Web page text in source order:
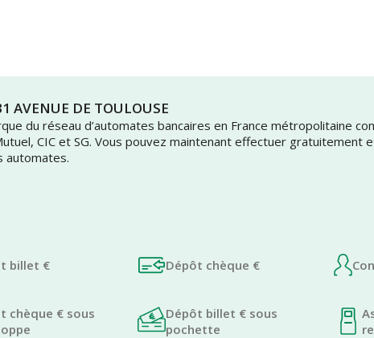
AVENUE DE TOULOUSE
du réseau d’automates bancaires en France métropolitaine
CIC et SG. Vous pouvez maintenant effectuer gratuitement
automates.
billet € Dépôt chèque €
chèque € sous
Dépôt billet € sous
pochette